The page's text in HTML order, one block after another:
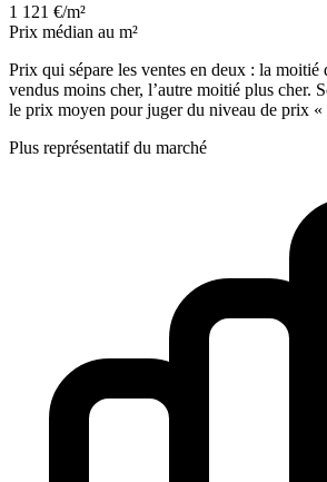
1 121 €/m²
Prix médian au m²
Prix qui sépare les ventes en deux : la moitié
vendus moins cher, l’autre moitié plus cher.
le prix moyen pour juger du niveau de prix «
Plus représentatif du marché